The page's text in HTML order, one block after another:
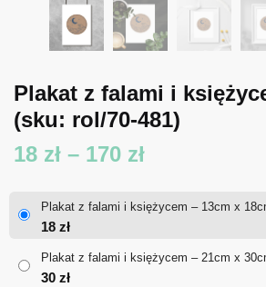
Plakat z falami i
(sku: rol/70-481)
18 zł – 170 złZakres
18 zł
Plakat z falami i księżycem – 13cm x
18 zł
Plakat z falami i księżycem – 21cm x
30 zł